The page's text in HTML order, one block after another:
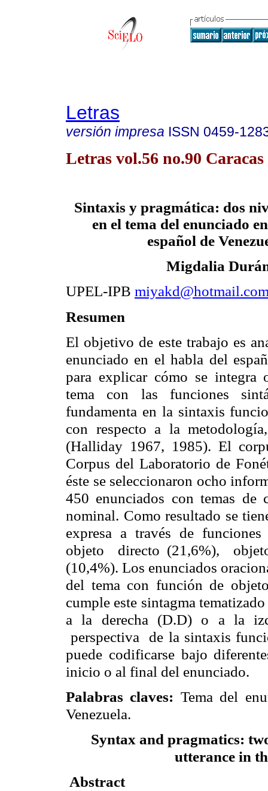
Letras
versión impresa ISSN 0459-
Letras vol.56 no.90 Caracas
Sintaxis y pragmática: dos
en el tema del enunciado
español de
Migdalia
UPEL-IPB
Resumen
El objetivo de este trabajo es
enunciado en el habla del
para explicar cómo se integra
tema con las funciones
fundamenta en la sintaxis
con respecto a la
(Halliday 1967, 1985). El
Corpus del Laboratorio de
éste se seleccionaron ocho
450 enunciados con temas de
nominal. Como resultado se
expresa a través de
objeto directo (21,6%),
(10,4%). Los enunciados
del tema con función de
cumple este sintagma
a la derecha (D.D) o a la
perspectiva de la sintaxis
puede codificarse bajo
inicio o al final del enunciado.
Palabras claves: Tema del
Venezuela.
Syntax and pragmatics:
utterance in
Abstract